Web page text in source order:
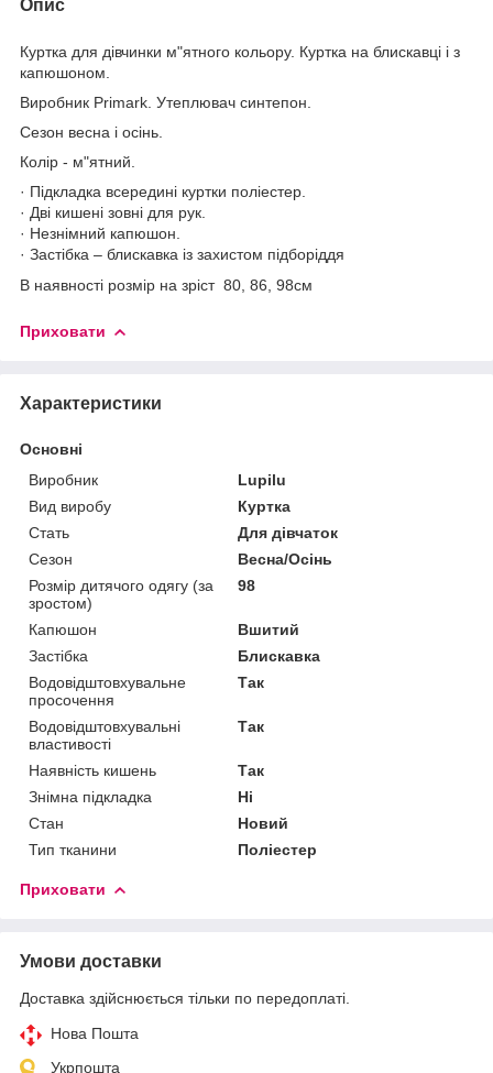
Опис
Куртка для дівчинки м"ятного кольору. Куртка на блискавці і з
капюшоном.
Виробник Primark. Утеплювач синтепон.
Сезон весна і осінь.
Колір - м"ятний.
· Підкладка всередині куртки поліестер.
· Дві кишені зовні для рук.
· Незнімний капюшон.
· Застібка – блискавка із захистом підборіддя
В наявності розмір на зріст 80, 86, 98см
Приховати
Характеристики
Основні
Виробник
Lupilu
Вид виробу
Куртка
Стать
Для дівчаток
Сезон
Весна/Осінь
Розмір дитячого одягу (за
зростом)
98
Капюшон
Вшитий
Застібка
Блискавка
Водовідштовхувальне
просочення
Так
Водовідштовхувальні
властивості
Так
Наявність кишень
Так
Знімна підкладка
Ні
Стан
Новий
Тип тканини
Поліестер
Приховати
Умови доставки
Доставка здійснюється тільки по передоплаті.
Нова Пошта
Укрпошта